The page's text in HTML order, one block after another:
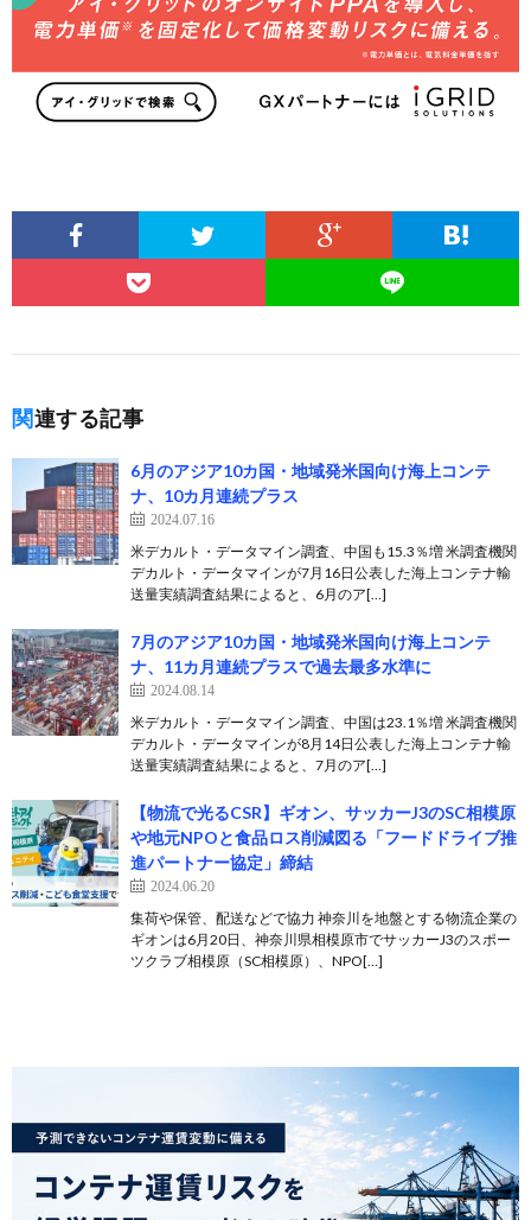
関連する記事
6月のアジア10カ国・地域発米国向け海上コンテ
ナ、10カ月連続プラス
2024.07.16
米デカルト・データマイン調査、中国も15.3％増 米調査機関
デカルト・データマインが7月16日公表した海上コンテナ輸
送量実績調査結果によると、6月のア[…]
7月のアジア10カ国・地域発米国向け海上コンテ
ナ、11カ月連続プラスで過去最多水準に
2024.08.14
米デカルト・データマイン調査、中国は23.1％増 米調査機関
デカルト・データマインが8月14日公表した海上コンテナ輸
送量実績調査結果によると、7月のア[…]
【物流で光るCSR】ギオン、サッカーJ3のSC相模原
や地元NPOと食品ロス削減図る「フードドライブ推
進パートナー協定」締結
2024.06.20
集荷や保管、配送などで協力 神奈川を地盤とする物流企業の
ギオンは6月20日、神奈川県相模原市でサッカーJ3のスポー
ツクラブ相模原（SC相模原）、NPO[…]